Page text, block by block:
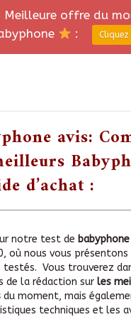
avis:
d’achat :
notre test de babyphone
où nous vous
testés. Vous trouverez
de la rédaction sur les
du moment, mais
techniques et les
Meilleure offre du
: Cliquez